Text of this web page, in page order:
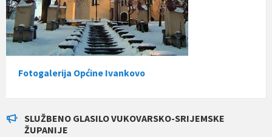
Fotogalerija Općine Ivankovo
SLUŽBENO GLASILO VUKOVARSKO-SRIJEMSKE
ŽUPANIJE